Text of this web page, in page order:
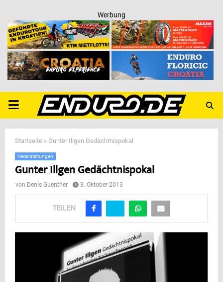
Werbung
PRIMARY
MENU
Startseite » Gunter Illgen Gedächtnispokal
Veranstaltungen
Gunter Illgen Gedächtnispokal
von Denis Guenther 3. Oktober 2013
TEILEN